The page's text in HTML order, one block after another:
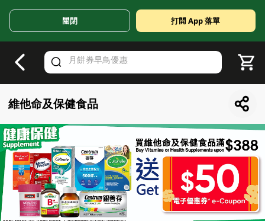
Valid Until 30 June 2026
關閉 打開 App 落單
維他命及保健食品